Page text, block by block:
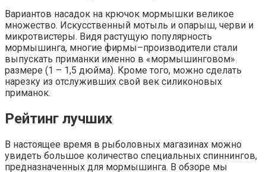
Вариантов насадок на крючок мормышки великое
множество. Искусственный мотыль и опарыш, черви и
микротвистеры. Видя растущую популярность
мормышинга, многие фирмы–производители стали
выпускать приманки именно в «мормышинговом»
размере (1 – 1,5 дюйма). Кроме того, можно сделать
нарезку из отслуживших свой век силиконовых
приманок.
Рейтинг лучших
В настоящее время в рыболовных магазинах можно
увидеть большое количество специальных спиннингов,
предназначенных для мормышинга. В обзоре мы